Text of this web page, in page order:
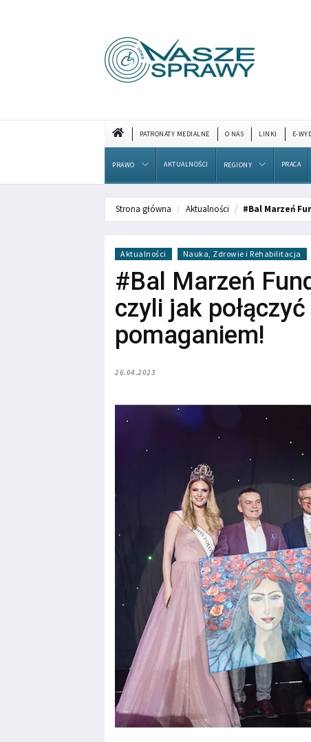
PATRONATY MEDIALNE O NAS LINKI E-
PRAWO AKTUALNOŚCI REGIONY PRACA
Strona główna Aktualności #Bal Marzeń
Aktualności Nauka, Zdrowie i Rehabilitacja
#Bal Marzeń
czyli jak
pomaganiem!
26.04.2023